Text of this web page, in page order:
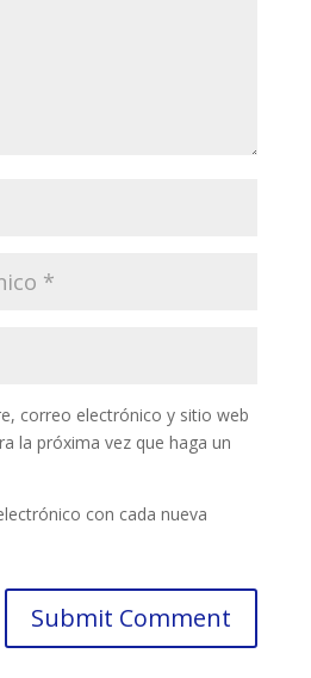
correo electrónico y sitio web
la próxima vez que haga un
con cada nueva